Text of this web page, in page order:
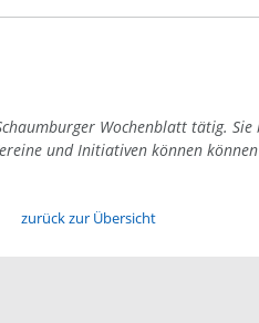
Wochenblatt tätig.
und Initiativen können
zurück zur Übersicht